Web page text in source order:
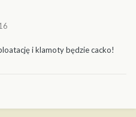
i klamoty będzie cacko!